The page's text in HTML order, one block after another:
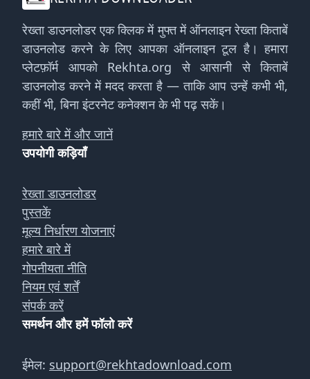
रेख्ता डाउनलोडर एक क्लिक में मुफ्त में ऑनलाइन रेख्ता किताबें
डाउनलोड करने के लिए आपका ऑनलाइन टूल है। हमारा
प्लेटफ़ॉर्म आपको Rekhta.org से आसानी से किताबें
डाउनलोड करने में मदद करता है — ताकि आप उन्हें कभी भी,
कहीं भी, बिना इंटरनेट कनेक्शन के भी पढ़ सकें।
हमारे बारे में और जानें
उपयोगी कड़ियाँ
रेख्ता डाउनलोडर
पुस्तकें
मूल्य निर्धारण योजनाएं
हमारे बारे में
गोपनीयता नीति
नियम एवं शर्तें
संपर्क करें
समर्थन और हमें फॉलो करें
ईमेल: support@rekhtadownload.com